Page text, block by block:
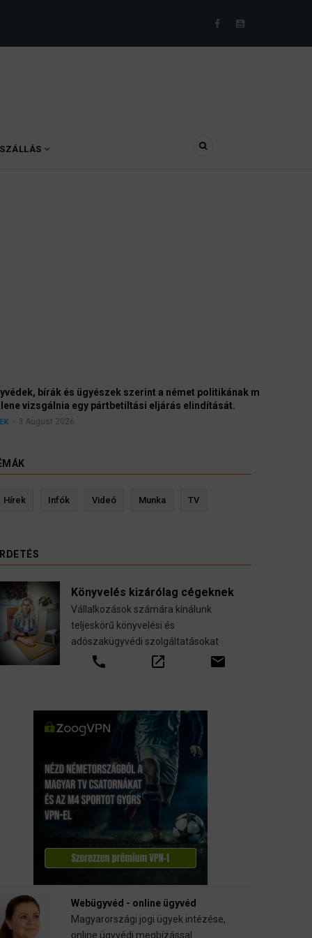
SZÁLLÁS
szerint a német politikának mielőbb meg
eljárás elindítását.
Hírek Infók Videó Munka TV
Könyvelés kizárólag cégeknek
Vállalkozások számára kínálunk
teljeskörű könyvelési és
adószakügyvédi szolgáltatásokat
call open_in_new email
Webügyvéd - online ügyvéd
Magyarországi jogi ügyek intézése,
online ügyvédi megbízással